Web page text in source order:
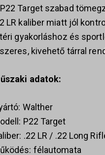
Target szabad
LR kaliber miatt jól
gyakorláshoz és
kivehető tárral
adatok:
Walther
P22 Target
.22 LR / .22 Long
félautomata